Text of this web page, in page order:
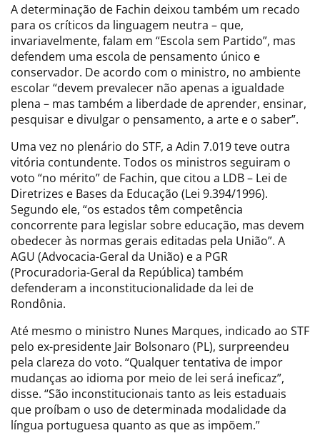
A determinação de Fachin deixou também um recado
para os críticos da linguagem neutra – que,
invariavelmente, falam em “Escola sem Partido”, mas
defendem uma escola de pensamento único e
conservador. De acordo com o ministro, no ambiente
escolar “devem prevalecer não apenas a igualdade
plena – mas também a liberdade de aprender, ensinar,
pesquisar e divulgar o pensamento, a arte e o saber”.
Uma vez no plenário do STF, a Adin 7.019 teve outra
vitória contundente. Todos os ministros seguiram o
voto “no mérito” de Fachin, que citou a LDB – Lei de
Diretrizes e Bases da Educação (Lei 9.394/1996).
Segundo ele, “os estados têm competência
concorrente para legislar sobre educação, mas devem
obedecer às normas gerais editadas pela União”. A
AGU (Advocacia-Geral da União) e a PGR
(Procuradoria-Geral da República) também
defenderam a inconstitucionalidade da lei de
Rondônia.
Até mesmo o ministro Nunes Marques, indicado ao STF
pelo ex-presidente Jair Bolsonaro (PL), surpreendeu
pela clareza do voto. “Qualquer tentativa de impor
mudanças ao idioma por meio de lei será ineficaz”,
disse. “São inconstitucionais tanto as leis estaduais
que proíbam o uso de determinada modalidade da
língua portuguesa quanto as que as impõem.”